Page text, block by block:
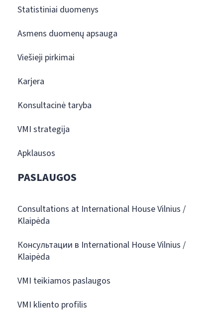
Statistiniai duomenys
Asmens duomenų apsauga
Viešieji pirkimai
Karjera
Konsultacinė taryba
VMI strategija
Apklausos
PASLAUGOS
Consultations at International House Vilnius /
Klaipėda
Консультации в International House Vilnius /
Klaipėda
VMI teikiamos paslaugos
VMI kliento profilis